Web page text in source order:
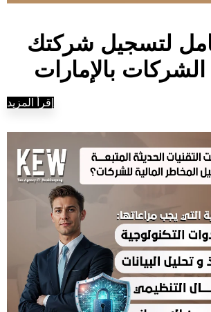
لتسجيل شركتك
بالإمارات
إقرأ المزيد